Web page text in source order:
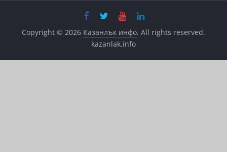
Copyright © 2026 Казанлък инфо. All rights reserved.
kazanlak.info